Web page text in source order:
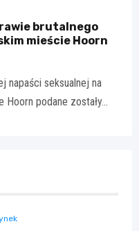
brutalnego
mieście Hoorn
seksualnej na
podane zostały…